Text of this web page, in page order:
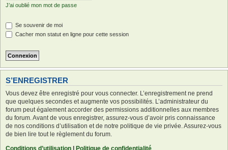
J’ai oublié mon mot de passe
Se souvenir de moi
Cacher mon statut en ligne pour cette session
S’ENREGISTRER
Vous devez être enregistré pour vous connecter. L’enregistrement ne prend
que quelques secondes et augmente vos possibilités. L’administrateur du
forum peut également accorder des permissions additionnelles aux membres
du forum. Avant de vous enregistrer, assurez-vous d’avoir pris connaissance
de nos conditions d’utilisation et de notre politique de vie privée. Assurez-vous
de bien lire tout le règlement du forum.